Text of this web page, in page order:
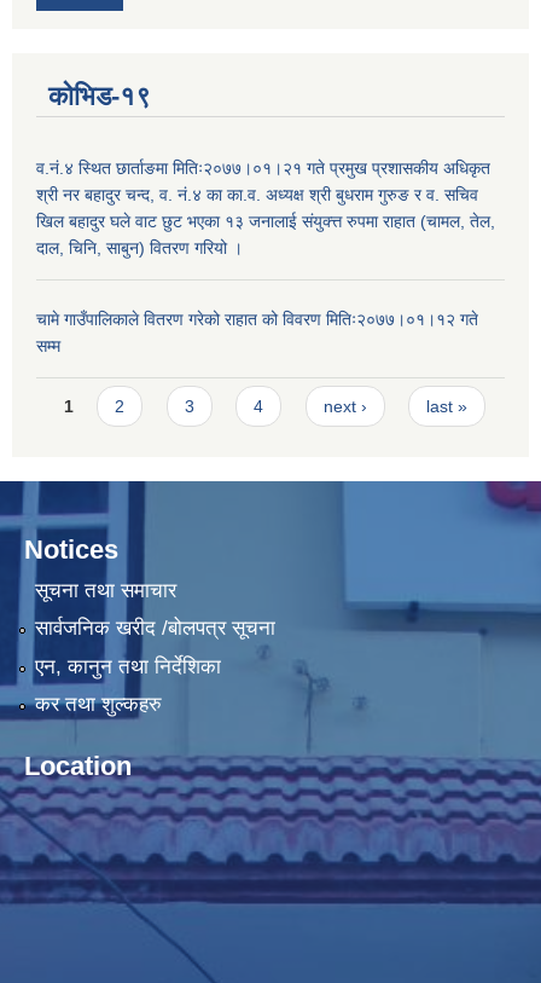
कोभिड-१९
व.नं.४ स्थित छार्ताङमा मितिः२०७७।०१।२१ गते प्रमुख प्रशासकीय अधिकृत
श्री नर बहादुर चन्द, व. नं.४ का का.व. अध्यक्ष श्री बुधराम गुरुङ र व. सचिव
खिल बहादुर घले वाट छुट भएका १३ जनालाई संयुक्त्त रुपमा राहात (चामल, तेल,
दाल, चिनि, साबुन) वितरण गरियो ।
चामे गाउँपालिकाले वितरण गरेको राहात को विवरण मितिः२०७७।०१।१२ गते
सम्म
Pages
1 2 3 4 next › last »
Notices
सूचना तथा समाचार
सार्वजनिक खरीद /बोलपत्र सूचना
एन, कानुन तथा निर्देशिका
कर तथा शुल्कहरु
Location